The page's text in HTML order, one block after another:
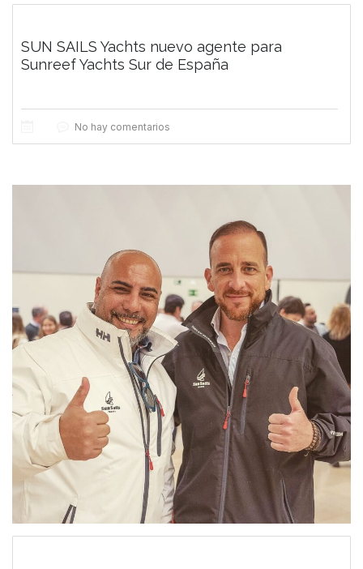
SUN SAILS Yachts nuevo agente para
Sunreef Yachts Sur de España
No hay comentarios